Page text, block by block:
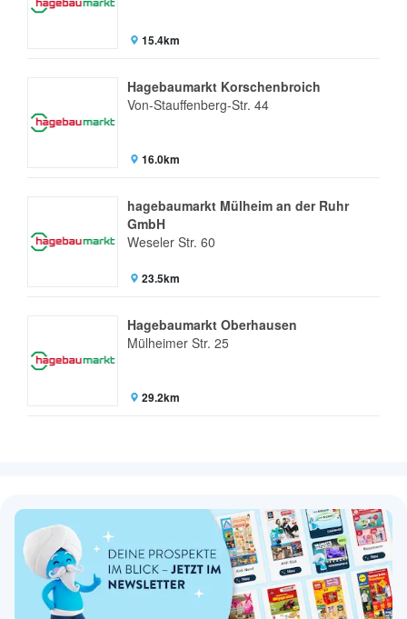
15.4km
Hagebaumarkt Korschenbroich
Von-Stauffenberg-Str. 44
16.0km
hagebaumarkt Mülheim an der Ruhr
GmbH
Weseler Str. 60
23.5km
Hagebaumarkt Oberhausen
Mülheimer Str. 25
29.2km